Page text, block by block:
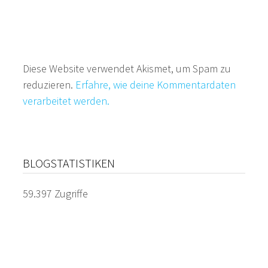
Diese Website verwendet Akismet, um Spam zu
reduzieren. Erfahre, wie deine Kommentardaten
verarbeitet werden.
BLOGSTATISTIKEN
59.397 Zugriffe